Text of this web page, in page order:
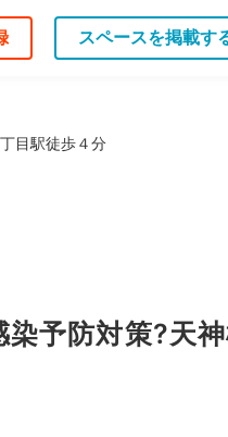
スペースを掲載す
目駅徒歩４分
染予防対策?天